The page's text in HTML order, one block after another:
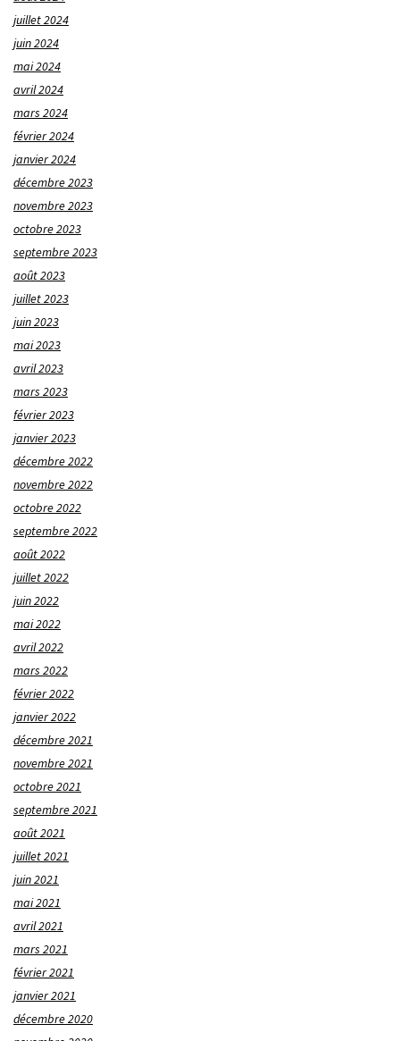
juillet 2024
juin 2024
mai 2024
avril 2024
mars 2024
février 2024
janvier 2024
décembre 2023
novembre 2023
octobre 2023
septembre 2023
août 2023
juillet 2023
juin 2023
mai 2023
avril 2023
mars 2023
février 2023
janvier 2023
décembre 2022
novembre 2022
octobre 2022
septembre 2022
août 2022
juillet 2022
juin 2022
mai 2022
avril 2022
mars 2022
février 2022
janvier 2022
décembre 2021
novembre 2021
octobre 2021
septembre 2021
août 2021
juillet 2021
juin 2021
mai 2021
avril 2021
mars 2021
février 2021
janvier 2021
décembre 2020